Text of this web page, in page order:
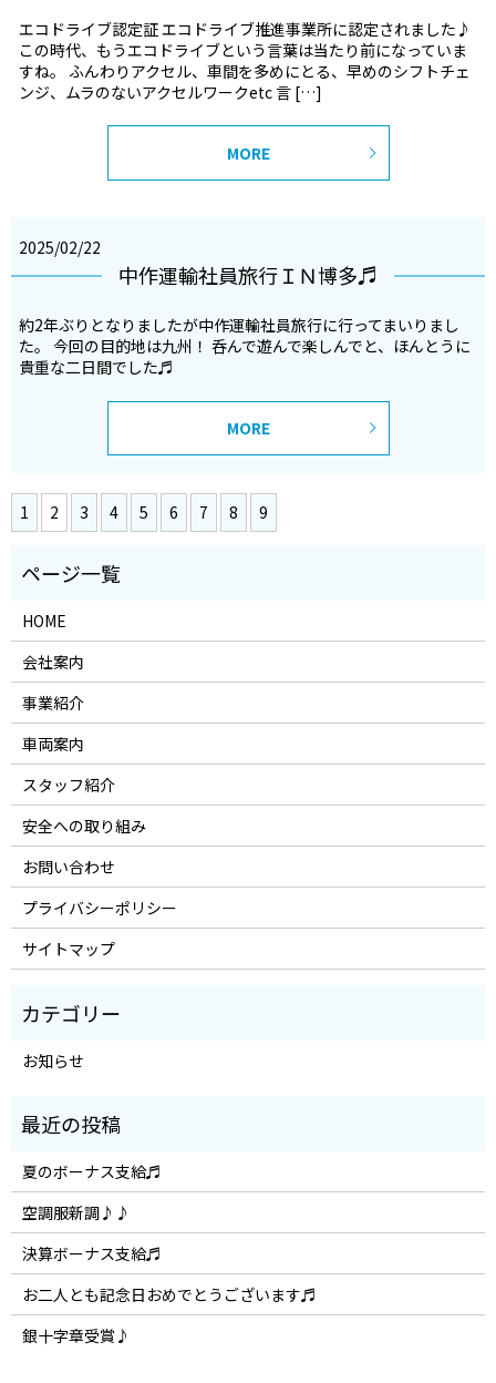
エコドライブ認定証 エコドライブ推進事業所に認定されました♪
この時代、もうエコドライブという言葉は当たり前になっていま
すね。 ふんわりアクセル、車間を多めにとる、早めのシフトチェ
ンジ、ムラのないアクセルワークetc 言 […]
MORE
2025/02/22
中作運輸社員旅行ＩＮ博多♬
約2年ぶりとなりましたが中作運輸社員旅行に行ってまいりまし
た。 今回の目的地は九州！ 呑んで遊んで楽しんでと、ほんとうに
貴重な二日間でした♬
MORE
1 2 3 4 5 6 7 8 9
HOME
会社案内
事業紹介
車両案内
スタッフ紹介
安全への取り組み
お問い合わせ
プライバシーポリシー
サイトマップ
お知らせ
夏のボーナス支給♬
空調服新調♪♪
決算ボーナス支給♬
お二人とも記念日おめでとうございます♬
銀十字章受賞♪